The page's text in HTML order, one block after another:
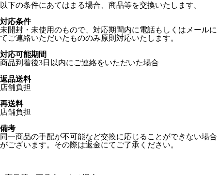
以下の条件にあてはまる場合、商品等を交換いたします。
対応条件
未開封・未使用のもので、対応期間内に電話もしくはメールに
てご連絡いただいたもののみ原則対応いたします。
対応可能期間
商品到着後3日以内にご連絡をいただいた場合
返品送料
店舗負担
再送料
店舗負担
備考
同一商品の手配が不可能など交換に応じることができない場合
がございます。その際は返金にてご了承ください。